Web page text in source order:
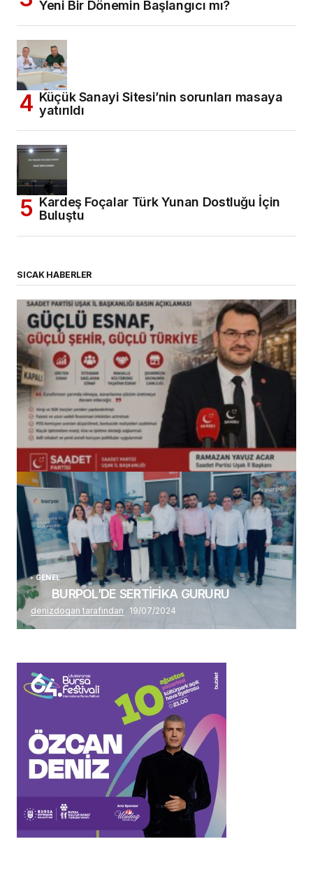
Yeni Bir Dönemin Başlangıcı mı?
Küçük Sanayi Sitesi’nin sorunları masaya
yatırıldı
Kardeş Foçalar Türk Yunan Dostluğu İçin
Buluştu
SICAK HABERLER
(başlıksız)
Alaattin Karahan tarafından 14/07/2026
GENEL
BURPOL’DE SERTİFİKA GURURU
denizdogan tarafından 19/07/2024